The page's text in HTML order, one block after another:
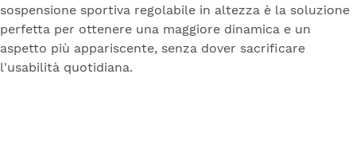
sospensione sportiva regolabile in altezza è la soluzione
perfetta per ottenere una maggiore dinamica e un
aspetto più appariscente, senza dover sacrificare
l'usabilità quotidiana.